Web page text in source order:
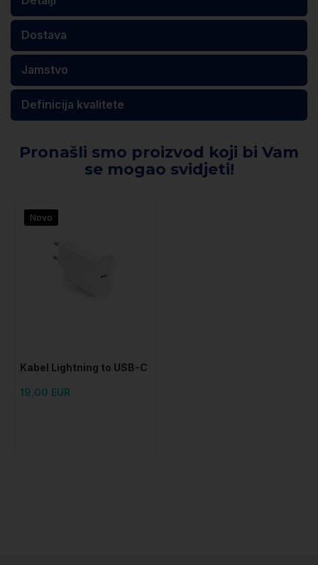
Dostava
Jamstvo
Definicija kvalitete
Pronašli smo proizvod koji bi Vam
se mogao svidjeti!
Novo
Kabel Lightning to USB-C
19,00 EUR
Čestitamo!
kupnju.
Unesite svoje podatke i preuzmite svoj